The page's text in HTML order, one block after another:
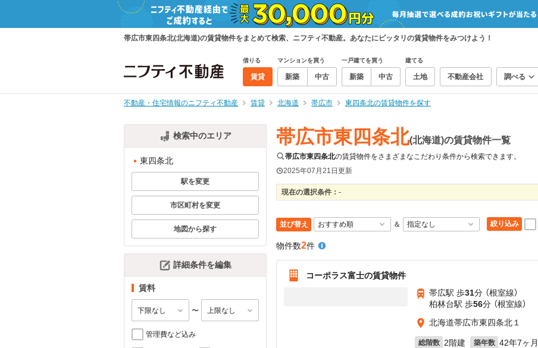
帯広市東四条北(北海道)の賃貸物件をまとめて検索、ニフティ不動産。あなたにピッタリの賃貸物件をみつけよう！
借りる
賃貸
マンションを買う
新築 中古
一戸建てを買う
新築 中古
建てる
土地 不動産会社 調べる
不動産・住宅情報のニフティ不動産 賃貸 北海道 帯広市 東四条北の賃貸物件を探す
検索中のエリア
東四条北
駅を変更
市区町村を変更
地図から探す
詳細条件を編集
賃料
〜
管理費など込み
帯広市東四条北(北海道)の賃貸物件一覧
帯広市東四条北の賃貸物件をさまざまなこだわり条件から検索できます。
2025年07月21日更新
現在の選択条件： -
並び替え ＆ 絞り込み
物件数2件
コーポラス富士の賃貸物件
帯広駅 歩31分 （根室線）
柏林台駅 歩56分 （根室線）
北海道帯広市東四条北１
総階数 2階建 築年数 42年7ヶ月